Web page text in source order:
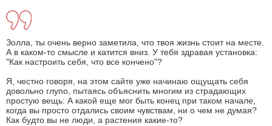
Золла, ты очень верно заметила, что твоя жизнь стоит на месте.
А в каком-то смысле и катится вниз. У тебя здравая установка:
"Как настроить себя, что все кончено"?
Я, честно говоря, на этом сайте уже начинаю ощущать себя
довольно глупо, пытаясь объяснить многим из страдающих
простую вещь: А какой еще мог быть конец при таком начале,
когда вы просто отдались своим чувствам, ни о чем не думая?
Как будто вы не люди, а растения какие-то?